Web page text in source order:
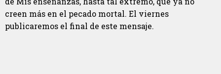
creen más en el pecado mortal. El viernes
publicaremos el final de este mensaje.